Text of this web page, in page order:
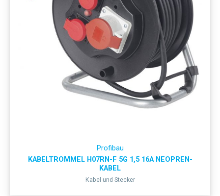
Profibau
KABELTROMMEL H07RN-F 5G 1,5 16A NEOPREN-
KABEL
Kabel und Stecker